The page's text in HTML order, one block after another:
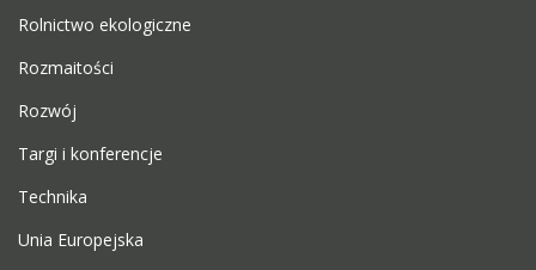
Rolnictwo ekologiczne
Rozmaitości
Rozwój
Targi i konferencje
Technika
Unia Europejska